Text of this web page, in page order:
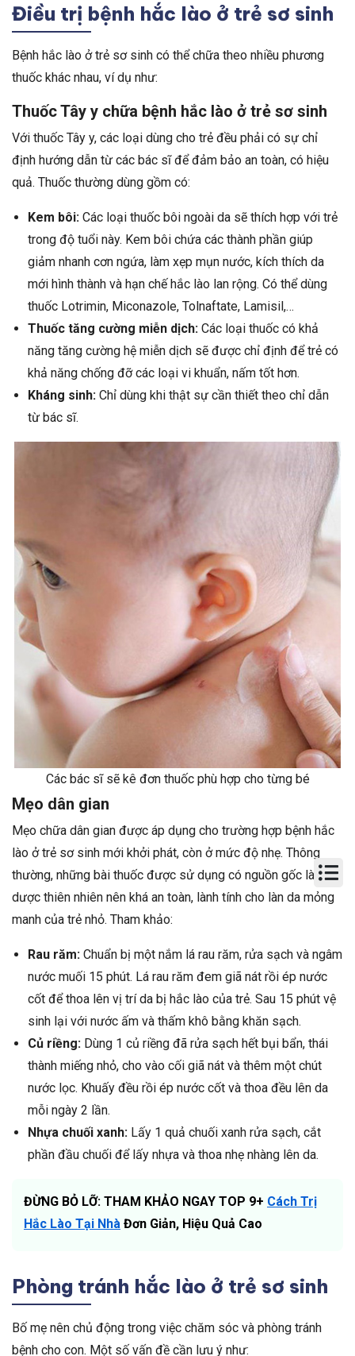
Điều trị bệnh hắc lào ở trẻ sơ sinh
Bệnh hắc lào ở trẻ sơ sinh có thể chữa theo nhiều phương
thuốc khác nhau, ví dụ như:
Thuốc Tây y chữa bệnh hắc lào ở trẻ sơ sinh
Với thuốc Tây y, các loại dùng cho trẻ đều phải có sự chỉ
định hướng dẫn từ các bác sĩ để đảm bảo an toàn, có hiệu
quả. Thuốc thường dùng gồm có:
Kem bôi: Các loại thuốc bôi ngoài da sẽ thích hợp với trẻ
trong độ tuổi này. Kem bôi chứa các thành phần giúp
giảm nhanh cơn ngứa, làm xẹp mụn nước, kích thích da
mới hình thành và hạn chế hắc lào lan rộng. Có thể dùng
thuốc Lotrimin, Miconazole, Tolnaftate, Lamisil,…
Thuốc tăng cường miễn dịch: Các loại thuốc có khả
năng tăng cường hệ miễn dịch sẽ được chỉ định để trẻ có
khả năng chống đỡ các loại vi khuẩn, nấm tốt hơn.
Kháng sinh: Chỉ dùng khi thật sự cần thiết theo chỉ dẫn
từ bác sĩ.
Các bác sĩ sẽ kê đơn thuốc phù hợp cho từng bé
Mẹo dân gian
Mẹo chữa dân gian được áp dụng cho trường hợp bệnh hắc
lào ở trẻ sơ sinh mới khởi phát, còn ở mức độ nhẹ. Thông
thường, những bài thuốc được sử dụng có nguồn gốc là thảo
dược thiên nhiên nên khá an toàn, lành tính cho làn da mỏng
manh của trẻ nhỏ. Tham khảo:
Rau răm: Chuẩn bị một nắm lá rau răm, rửa sạch và ngâm
nước muối 15 phút. Lá rau răm đem giã nát rồi ép nước
cốt để thoa lên vị trí da bị hắc lào của trẻ. Sau 15 phút vệ
sinh lại với nước ấm và thấm khô bằng khăn sạch.
Củ riềng: Dùng 1 củ riềng đã rửa sạch hết bụi bẩn, thái
thành miếng nhỏ, cho vào cối giã nát và thêm một chút
nước lọc. Khuấy đều rồi ép nước cốt và thoa đều lên da
mỗi ngày 2 lần.
Nhựa chuối xanh: Lấy 1 quả chuối xanh rửa sạch, cắt
phần đầu chuối để lấy nhựa và thoa nhẹ nhàng lên da.
ĐỪNG BỎ LỠ: THAM KHẢO NGAY TOP 9+ Cách Trị
Hắc Lào Tại Nhà Đơn Giản, Hiệu Quả Cao
Phòng tránh hắc lào ở trẻ sơ sinh
Bố mẹ nên chủ động trong việc chăm sóc và phòng tránh
bệnh cho con. Một số vấn đề cần lưu ý như: